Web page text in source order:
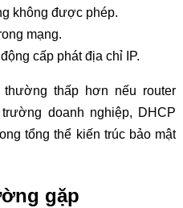
không được phép.
mạng.
cấp phát địa chỉ IP.
thấp hơn nếu router
doanh nghiệp, DHCP
tổng thể kiến trúc bảo mật
gặp